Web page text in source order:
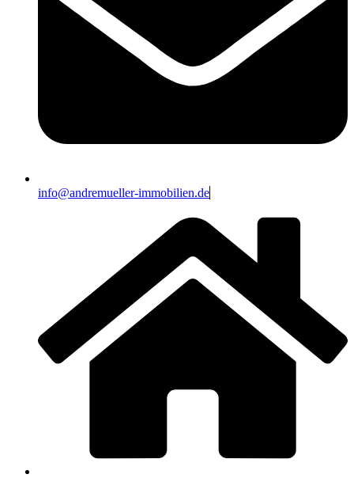
info@andremueller-immobilien.de